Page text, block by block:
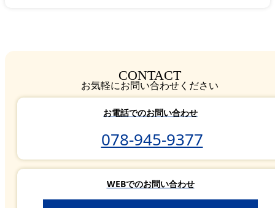
CONTACT
お気軽にお問い合わせください
お電話でのお問い合わせ
078-945-9377
WEBでのお問い合わせ